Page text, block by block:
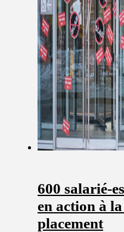
600 salarié-
en action à
placement